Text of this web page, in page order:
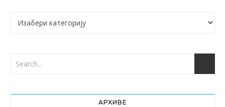
Категорије
АРХИВЕ